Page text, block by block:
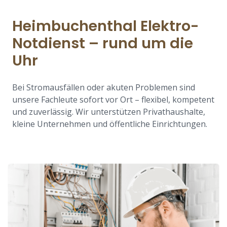
Heimbuchenthal Elektro-
Notdienst – rund um die
Uhr
Bei Stromausfällen oder akuten Problemen sind
unsere Fachleute sofort vor Ort – flexibel, kompetent
und zuverlässig. Wir unterstützen Privathaushalte,
kleine Unternehmen und öffentliche Einrichtungen.